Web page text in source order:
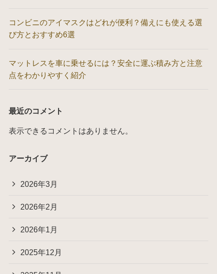
コンビニのアイマスクはどれが便利？備えにも使える選
び方とおすすめ6選
マットレスを車に乗せるには？安全に運ぶ積み方と注意
点をわかりやすく紹介
最近のコメント
表示できるコメントはありません。
アーカイブ
2026年3月
2026年2月
2026年1月
2025年12月